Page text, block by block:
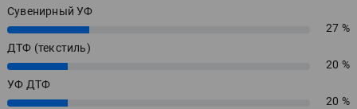
Сувенирный УФ
27%
27 %
ДТФ (текстиль)
20%
20 %
УФ ДТФ
20%
20 %